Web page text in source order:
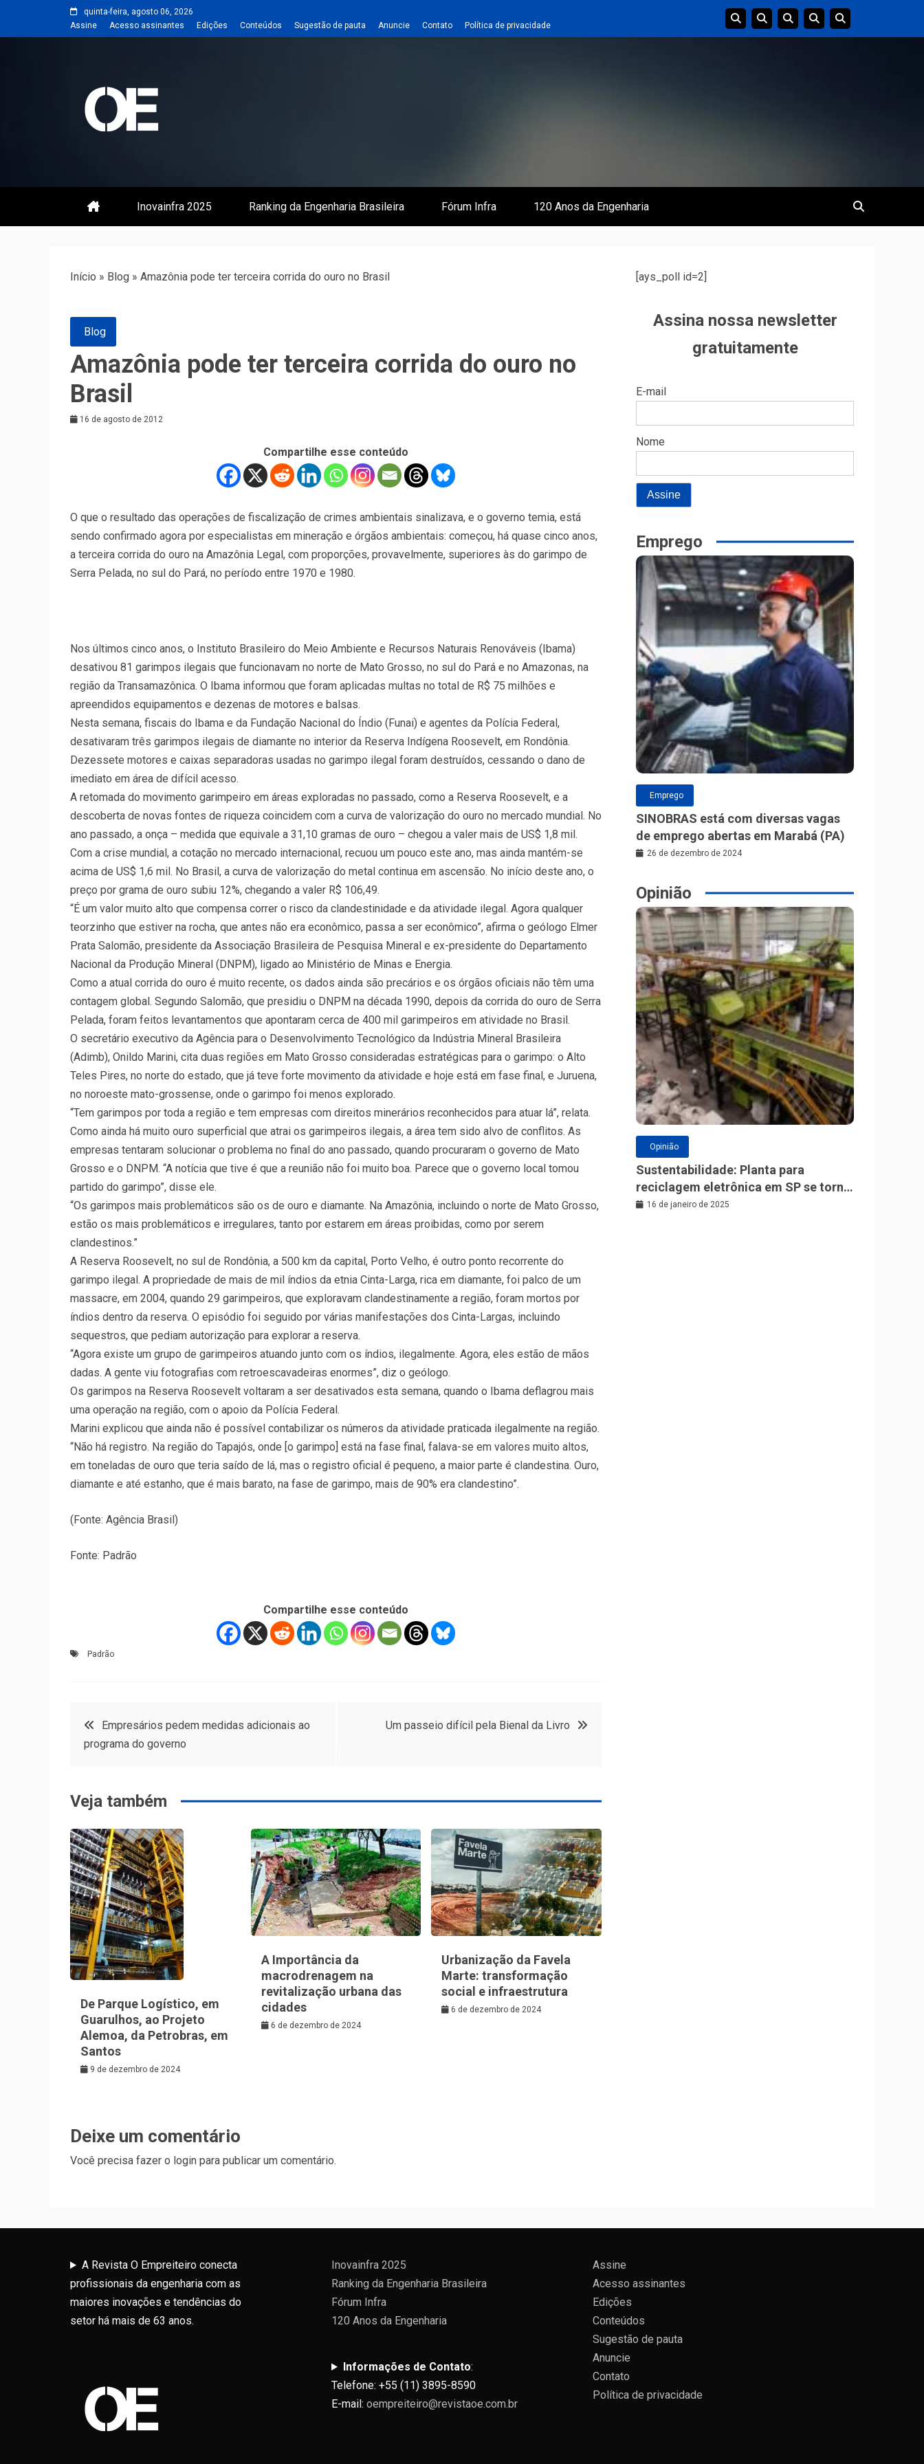
quinta-feira, agosto 06, 2026
Assine
Acesso assinantes Edições Conteúdos Sugestão de pauta Anuncie Contato Política de privacidade
Revista | O Empreiteiro
Inovainfra 2025 Ranking da Engenharia Brasileira Fórum Infra 120 Anos da Engenharia
Início » Blog » Amazônia pode ter terceira corrida do ouro no Brasil
Blog
Amazônia pode ter terceira corrida do ouro no
Brasil
16 de agosto de 2012
Compartilhe esse conteúdo
O que o resultado das operações de fiscalização de crimes ambientais sinalizava, e o governo temia, está
sendo confirmado agora por especialistas em mineração e órgãos ambientais: começou, há quase cinco anos,
a terceira corrida do ouro na Amazônia Legal, com proporções, provavelmente, superiores às do garimpo de
Serra Pelada, no sul do Pará, no período entre 1970 e 1980.
Nos últimos cinco anos, o Instituto Brasileiro do Meio Ambiente e Recursos Naturais Renováveis (Ibama)
desativou 81 garimpos ilegais que funcionavam no norte de Mato Grosso, no sul do Pará e no Amazonas, na
região da Transamazônica. O Ibama informou que foram aplicadas multas no total de R$ 75 milhões e
apreendidos equipamentos e dezenas de motores e balsas.
Nesta semana, fiscais do Ibama e da Fundação Nacional do Índio (Funai) e agentes da Polícia Federal,
desativaram três garimpos ilegais de diamante no interior da Reserva Indígena Roosevelt, em Rondônia.
Dezessete motores e caixas separadoras usadas no garimpo ilegal foram destruídos, cessando o dano de
imediato em área de difícil acesso.
A retomada do movimento garimpeiro em áreas exploradas no passado, como a Reserva Roosevelt, e a
descoberta de novas fontes de riqueza coincidem com a curva de valorização do ouro no mercado mundial. No
ano passado, a onça – medida que equivale a 31,10 gramas de ouro – chegou a valer mais de US$ 1,8 mil.
Com a crise mundial, a cotação no mercado internacional, recuou um pouco este ano, mas ainda mantém-se
acima de US$ 1,6 mil. No Brasil, a curva de valorização do metal continua em ascensão. No início deste ano, o
preço por grama de ouro subiu 12%, chegando a valer R$ 106,49.
“É um valor muito alto que compensa correr o risco da clandestinidade e da atividade ilegal. Agora qualquer
teorzinho que estiver na rocha, que antes não era econômico, passa a ser econômico”, afirma o geólogo Elmer
Prata Salomão, presidente da Associação Brasileira de Pesquisa Mineral e ex-presidente do Departamento
Nacional da Produção Mineral (DNPM), ligado ao Ministério de Minas e Energia.
Como a atual corrida do ouro é muito recente, os dados ainda são precários e os órgãos oficiais não têm uma
contagem global. Segundo Salomão, que presidiu o DNPM na década 1990, depois da corrida do ouro de Serra
Pelada, foram feitos levantamentos que apontaram cerca de 400 mil garimpeiros em atividade no Brasil.
O secretário executivo da Agência para o Desenvolvimento Tecnológico da Indústria Mineral Brasileira
(Adimb), Onildo Marini, cita duas regiões em Mato Grosso consideradas estratégicas para o garimpo: o Alto
Teles Pires, no norte do estado, que já teve forte movimento da atividade e hoje está em fase final, e Juruena,
no noroeste mato-grossense, onde o garimpo foi menos explorado.
“Tem garimpos por toda a região e tem empresas com direitos minerários reconhecidos para atuar lá”, relata.
Como ainda há muito ouro superficial que atrai os garimpeiros ilegais, a área tem sido alvo de conflitos. As
empresas tentaram solucionar o problema no final do ano passado, quando procuraram o governo de Mato
Grosso e o DNPM. “A notícia que tive é que a reunião não foi muito boa. Parece que o governo local tomou
partido do garimpo”, disse ele.
“Os garimpos mais problemáticos são os de ouro e diamante. Na Amazônia, incluindo o norte de Mato Grosso,
estão os mais problemáticos e irregulares, tanto por estarem em áreas proibidas, como por serem
clandestinos.”
A Reserva Roosevelt, no sul de Rondônia, a 500 km da capital, Porto Velho, é outro ponto recorrente do
garimpo ilegal. A propriedade de mais de mil índios da etnia Cinta-Larga, rica em diamante, foi palco de um
massacre, em 2004, quando 29 garimpeiros, que exploravam clandestinamente a região, foram mortos por
índios dentro da reserva. O episódio foi seguido por várias manifestações dos Cinta-Largas, incluindo
sequestros, que pediam autorização para explorar a reserva.
“Agora existe um grupo de garimpeiros atuando junto com os índios, ilegalmente. Agora, eles estão de mãos
dadas. A gente viu fotografias com retroescavadeiras enormes”, diz o geólogo.
Os garimpos na Reserva Roosevelt voltaram a ser desativados esta semana, quando o Ibama deflagrou mais
uma operação na região, com o apoio da Polícia Federal.
Marini explicou que ainda não é possível contabilizar os números da atividade praticada ilegalmente na região.
“Não há registro. Na região do Tapajós, onde [o garimpo] está na fase final, falava-se em valores muito altos,
em toneladas de ouro que teria saído de lá, mas o registro oficial é pequeno, a maior parte é clandestina. Ouro,
diamante e até estanho, que é mais barato, na fase de garimpo, mais de 90% era clandestino”.
(Fonte: Agência Brasil)
Fonte: Padrão
Compartilhe esse conteúdo
Padrão
Navegação
de
Post
Empresários pedem medidas adicionais ao
programa do governo
Um passeio difícil pela Bienal da Livro
Veja também
De Parque Logístico, em
Guarulhos, ao Projeto
Alemoa, da Petrobras, em
Santos
9 de dezembro de 2024
A Importância da
macrodrenagem na
revitalização urbana das
cidades
6 de dezembro de 2024
Urbanização da Favela
Marte: transformação
social e infraestrutura
6 de dezembro de 2024
Deixe um comentário
Você precisa fazer o login para publicar um comentário.
[ays_poll id=2]
Assina nossa newsletter
gratuitamente
E-mail
Nome
Emprego
Emprego
SINOBRAS está com diversas vagas
de emprego abertas em Marabá (PA)
26 de dezembro de 2024
Opinião
Opinião
Sustentabilidade: Planta para
reciclagem eletrônica em SP se torna
a maior da América Latina
16 de janeiro de 2025
A Revista O Empreiteiro conecta
profissionais da engenharia com as
maiores inovações e tendências do
setor há mais de 63 anos.
Inovainfra 2025
Ranking da Engenharia Brasileira
Fórum Infra
120 Anos da Engenharia
Informações de Contato:
Telefone: +55 (11) 3895-8590
E-mail: oempreiteiro@revistaoe.com.br
Assine
Acesso assinantes
Edições
Conteúdos
Sugestão de pauta
Anuncie
Contato
Política de privacidade